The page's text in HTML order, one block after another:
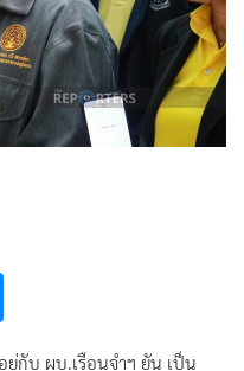
ยู่กับ ผบ.เรือนจำฯ ยัน เป็น